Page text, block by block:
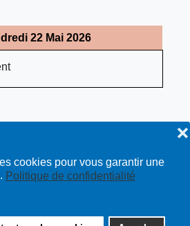
cookies pour vous garantir une
Politique de confidentialité
❌
22 Mai 2026
- tous droits réservés | site :